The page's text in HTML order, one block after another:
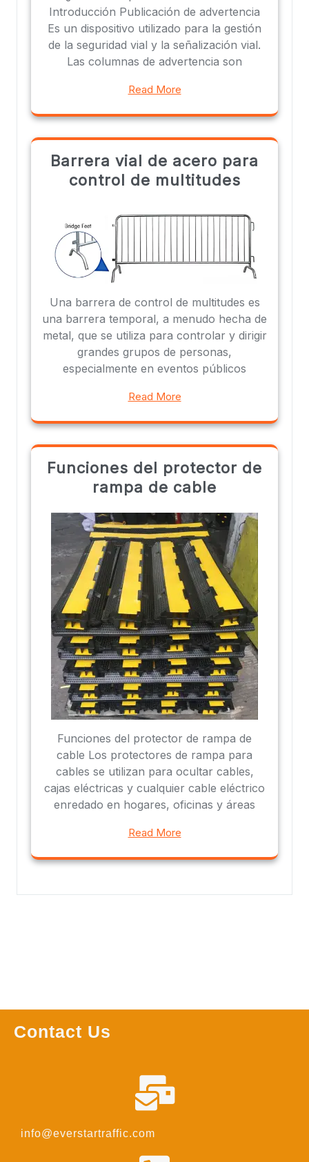
Introducción Publicación de advertencia
Es un dispositivo utilizado para la gestión
de la seguridad vial y la señalización vial.
Las columnas de advertencia son
Read More
Barrera vial de acero para
control de multitudes
Una barrera de control de multitudes es
una barrera temporal, a menudo hecha de
metal, que se utiliza para controlar y dirigir
grandes grupos de personas,
especialmente en eventos públicos
Read More
Funciones del protector de
rampa de cable
Funciones del protector de rampa de
cable Los protectores de rampa para
cables se utilizan para ocultar cables,
cajas eléctricas y cualquier cable eléctrico
enredado en hogares, oficinas y áreas
Read More
Contact Us
info@everstartraffic.com